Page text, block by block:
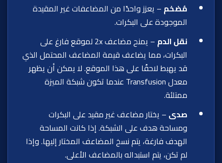
مُضخم – يعزز واحدًا من المضاعفات غير المقيدة
الموجودة على البكرات.
نقل الدم
– يمنح مضاعف 2x لموقع فارغ على
البكرات، مما يضاعف قيمة المضاعف المحتمل الذي
قد يهبط لاحقًا على هذا الموقع. لا يمكن أن يظهر
معدل Transfusion عندما تكون شبكة الميزة
ممتلئة.
صدى – يختار مضاعف غير مقيد على البكرات
ومساحة هدف على الشبكة. إذا كانت المساحة
الهدف فارغة، يتم نسخ المضاعف المختار إليها. وإذا
لم تكن، يتم استبداله بالمضاعف الأعلى.